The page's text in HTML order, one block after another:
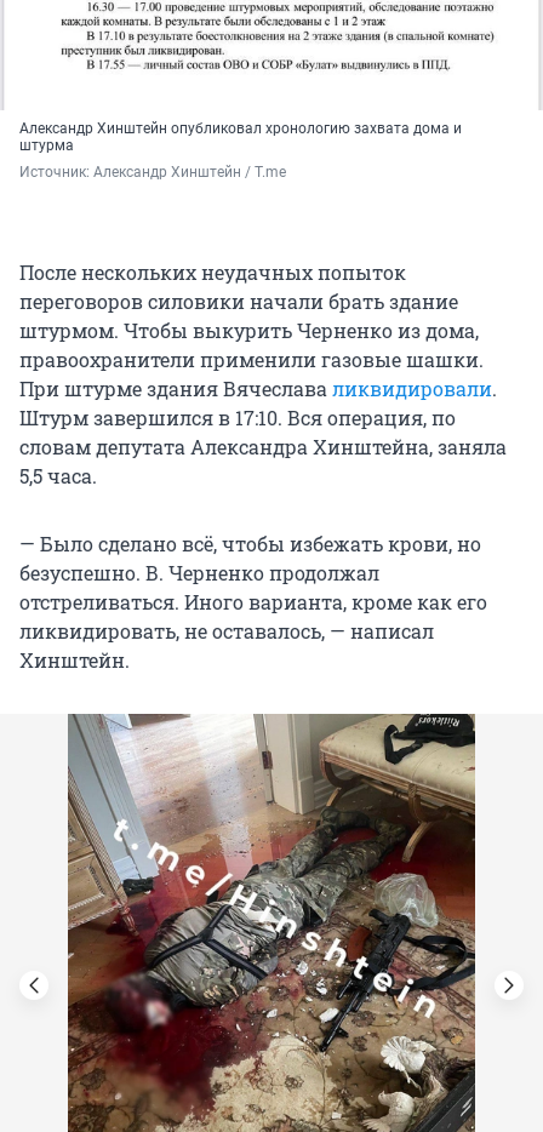
Александр Хинштейн опубликовал хронологию захвата дома и
штурма
Источник: Александр Хинштейн / T.me
После нескольких неудачных попыток
переговоров силовики начали брать здание
штурмом. Чтобы выкурить Черненко из дома,
правоохранители применили газовые шашки.
При штурме здания Вячеславаликвидировали.
Штурм завершился в 17:10. Вся операция, по
словам депутата Александра Хинштейна, заняла
5,5 часа.
— Было сделано всё, чтобы избежать крови, но
безуспешно. В. Черненко продолжал
отстреливаться. Иного варианта, кроме как его
ликвидировать, не оставалось, — написал
Хинштейн.